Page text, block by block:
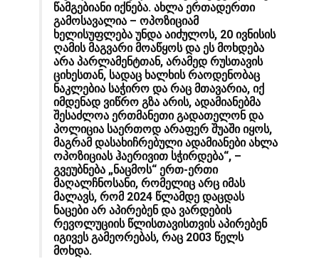
წამგებიანი იქნება. ახლა ერთადერთი
გამოსავალია – ოპოზიციამ
ხელისუფლება უნდა აიძულოს, 20 ივნისის
ღამის მაგვარი მოაწყოს და ეს მოხდება
არა პარლამენტთან, არამედ რუსთავის
ციხესთან, სადაც ხალხის რაოდენობაც
ნაკლებია საჭირო და რაც მთავარია, იქ
იმდენად ვიწრო გზა არის, ადამიანებმა
შესაძლოა ერთმანეთი გადათელონ და
პოლიცია საერთოდ არაფერ შუაში იყოს,
მაგრამ დასახიჩრებული ადამიანები ახლა
ოპოზიციას ჰაერივით სჭირდება“, –
გვეუბნება „ნაცმოს“ ერთ-ერთი
მაღალჩნოსანი, რომელიც არც იმას
მალავს, რომ 2024 წლამდე დაცდას
ნაცები არ აპირებენ და ვარდების
რევოლუციის წლისთავისთვის აპირებენ
იგივეს გამეორებას, რაც 2003 წელს
მოხდა.